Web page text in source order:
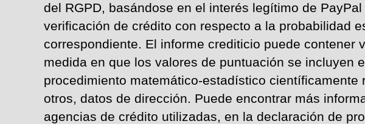
del RGPD, basándose en el interés legítimo de
verificación de crédito con respecto a la probabilidad
correspondiente. El informe crediticio puede
medida en que los valores de puntuación se incluyen
procedimiento matemático-estadístico
otros, datos de dirección. Puede encontrar más
agencias de crédito utilizadas, en la declaración de